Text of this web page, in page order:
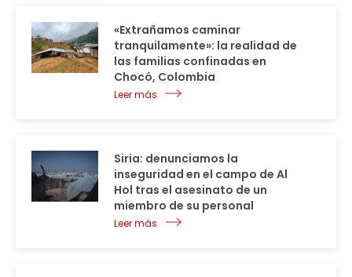
«Extrañamos caminar
tranquilamente»: la realidad de
las familias confinadas en
Chocó, Colombia
Leer más
Siria: denunciamos la
inseguridad en el campo de Al
Hol tras el asesinato de un
miembro de su personal
Leer más